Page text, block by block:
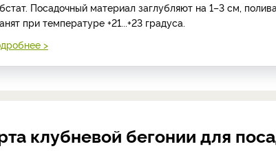
Посадочный материал заглубляют на 1–3 см,
при температуре +21...+23 градуса.
>
клубневой бегонии для